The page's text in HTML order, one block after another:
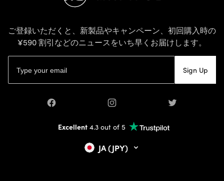
ご登録いただくと、新製品やキャンペーン、初回購入時の
¥590 割引などのニュースをいち早くお届けします。
Sign Up
Facebook Instagram Twitter
Excellent4.3 out of 5
JA (JPY)